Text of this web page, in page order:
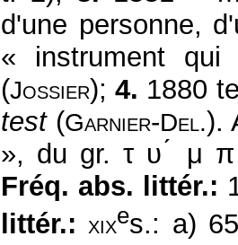
d'une personne,
« instrument
(Jossier);4. 1880
test(Garnier-Del.).
», du gr. τ υ ́ μ π
Fréq. abs. littér.:
littér.: xixes.: a)